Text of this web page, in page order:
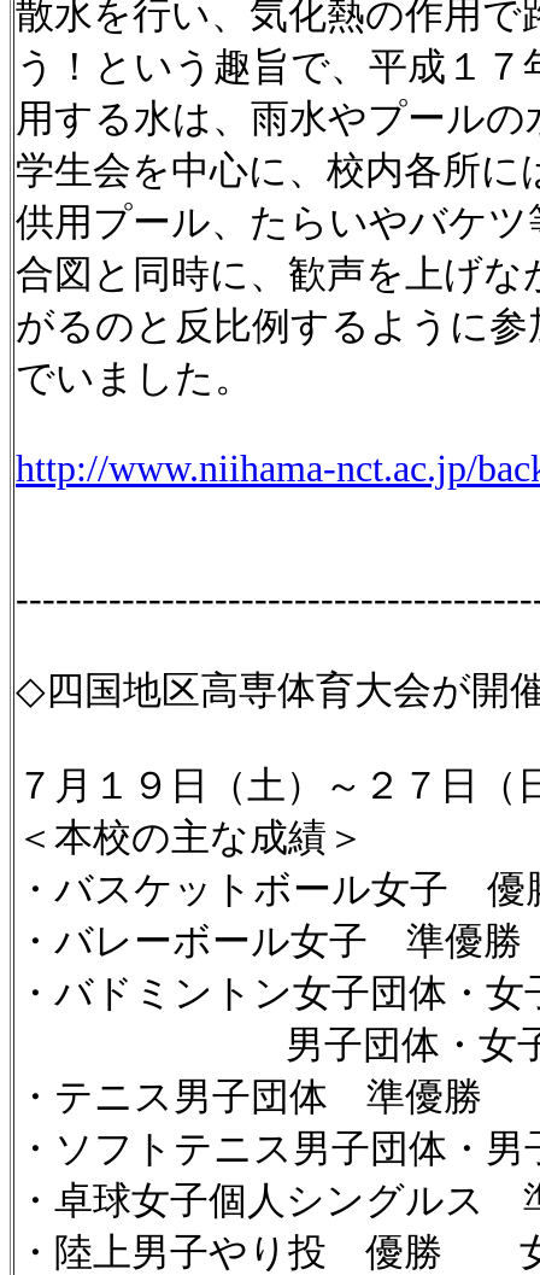
散水を行い、気化熱の作用
う！という趣旨で、平成１
用する水は、雨水やプール
学生会を中心に、校内各所
供用プール、たらいやバケ
合図と同時に、歓声を上げ
がるのと反比例するように
でいました。
http://www.niihama-nct.ac.jp/
◇四国地区高専体育大会が開
７月１９日（土）～２７日
＜本校の主な成績＞
・バスケットボール女子 優
・バレーボール女子 準優勝
・バドミントン女子団体・
男子団体・女子個
・テニス男子団体 準優勝
・ソフトテニス男子団体・
・卓球女子個人シングルス
・陸上男子やり投 優勝